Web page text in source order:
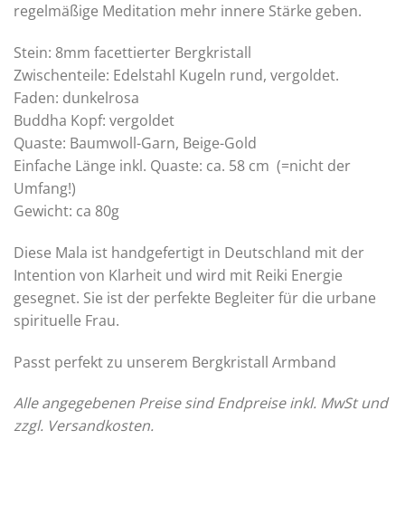
regelmäßige Meditation mehr innere Stärke geben.
Stein: 8mm facettierter Bergkristall
Zwischenteile: Edelstahl Kugeln rund, vergoldet.
Faden: dunkelrosa
Buddha Kopf: vergoldet
Quaste: Baumwoll-Garn, Beige-Gold
Einfache Länge inkl. Quaste: ca. 58 cm (=nicht der
Umfang!)
Gewicht: ca 80g
Diese Mala ist handgefertigt in Deutschland mit der
Intention von Klarheit und wird mit Reiki Energie
gesegnet. Sie ist der perfekte Begleiter für die urbane
spirituelle Frau.
Passt perfekt zu unserem Bergkristall Armband
Alle angegebenen Preise sind Endpreise inkl. MwSt und
zzgl. Versandkosten.